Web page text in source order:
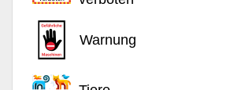
Warnung